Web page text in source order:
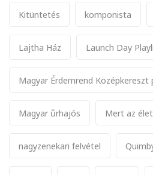
Kitüntetés komponista
Lajtha Ház Launch Day
Magyar Érdemrend
Magyar űrhajós Mert az
nagyzenekari felvétel